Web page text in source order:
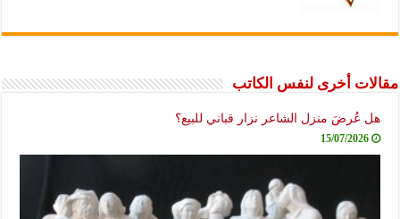
مقالات أخرى لنفس الكاتب
هل عُرضَ منزل الشاعر نزار قباني للبيع؟
15/07/2026